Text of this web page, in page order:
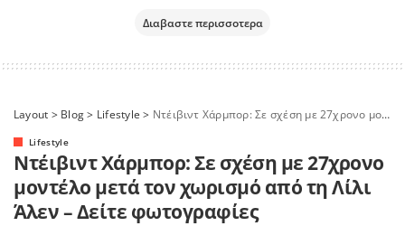
Διαβαστε περισσοτερα
Layout > Blog> Lifestyle > Ντέιβιντ Χάρμπορ: Σε σχέση με 27χρονο μοντέλο μετά τον χωρισμό από τη Λίλι Άλεν – Δείτε φωτογραφίες
Lifestyle
Ντέιβιντ Χάρμπορ: Σε σχέση με 27χρονο
μοντέλο μετά τον χωρισμό από τη Λίλι
Άλεν – Δείτε φωτογραφίες